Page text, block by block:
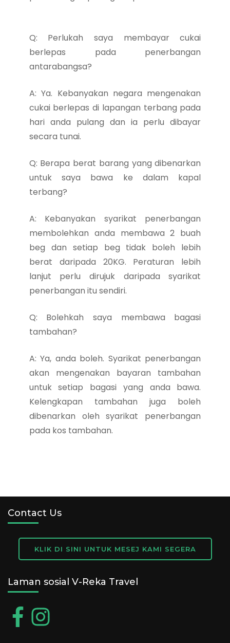
Q: Perlukah saya membayar cukai
berlepas pada penerbangan
antarabangsa?
A: Ya. Kebanyakan negara mengenakan
cukai berlepas di lapangan terbang pada
hari anda pulang dan ia perlu dibayar
secara tunai.
Q: Berapa berat barang yang dibenarkan
untuk saya bawa ke dalam kapal
terbang?
A: Kebanyakan syarikat penerbangan
membolehkan anda membawa 2 buah
beg dan setiap beg tidak boleh lebih
berat daripada 20KG. Peraturan lebih
lanjut perlu dirujuk daripada syarikat
penerbangan itu sendiri.
Q: Bolehkah saya membawa bagasi
tambahan?
A: Ya, anda boleh. Syarikat penerbangan
akan mengenakan bayaran tambahan
untuk setiap bagasi yang anda bawa.
Kelengkapan tambahan juga boleh
dibenarkan oleh syarikat penerbangan
pada kos tambahan.
Contact Us
KLIK DI SINI UNTUK MESEJ KAMI SEGERA
Laman sosial V-Reka Travel